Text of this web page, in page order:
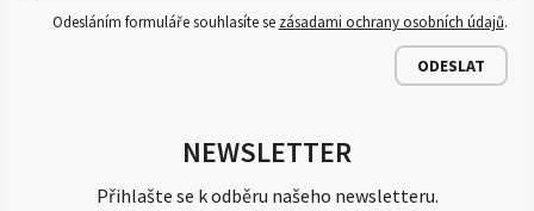
Odesláním formuláře souhlasíte se zásadami ochrany osobních údajů.
ODESLAT
NEWSLETTER
Přihlašte se k odběru našeho newsletteru.